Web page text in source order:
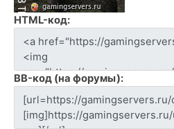
HTML-код:
BB-код (на форумы):